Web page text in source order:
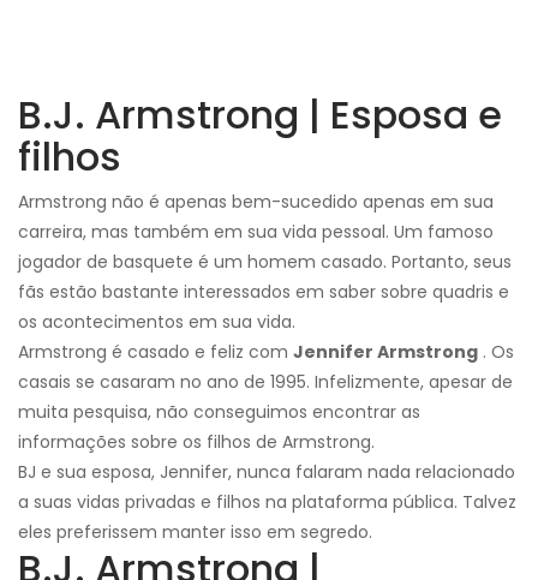
B.J. Armstrong | Esposa e
filhos
Armstrong não é apenas bem-sucedido apenas em sua
carreira, mas também em sua vida pessoal. Um famoso
jogador de basquete é um homem casado. Portanto, seus
fãs estão bastante interessados ​​em saber sobre quadris e
os acontecimentos em sua vida.
Armstrong é casado e feliz com Jennifer Armstrong . Os
casais se casaram no ano de 1995. Infelizmente, apesar de
muita pesquisa, não conseguimos encontrar as
informações sobre os filhos de Armstrong.
BJ e sua esposa, Jennifer, nunca falaram nada relacionado
a suas vidas privadas e filhos na plataforma pública. Talvez
eles preferissem manter isso em segredo.
B.J. Armstrong |